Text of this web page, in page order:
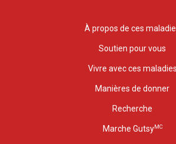
À propos de ces
Soutien pour vous
Vivre avec ces maladies
Manières de donner
Recherche
Marche GutsyMC